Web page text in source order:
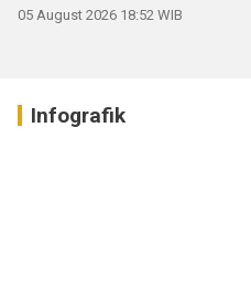
05 August 2026 18:52 WIB
Infografik